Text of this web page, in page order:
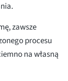
zawsze
procesu
na własną